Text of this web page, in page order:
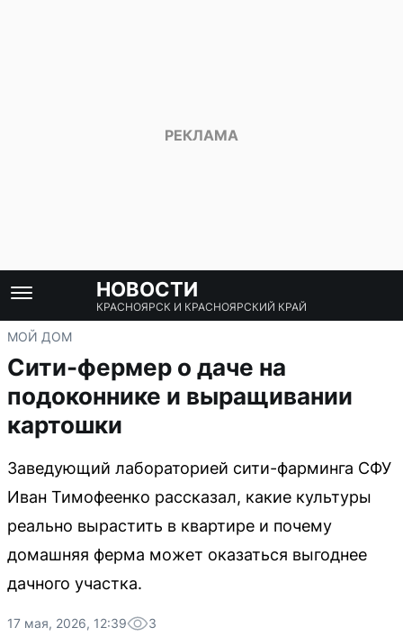
НОВОСТИ
КРАСНОЯРСК И КРАСНОЯРСКИЙ КРАЙ
МОЙ ДОМ
Сити-фермер о даче на
подоконнике и выращивании
картошки
Заведующий лабораторией сити-фарминга СФУ
Иван Тимофеенко рассказал, какие культуры
реально вырастить в квартире и почему
домашняя ферма может оказаться выгоднее
дачного участка.
17 мая, 2026, 12:39 3